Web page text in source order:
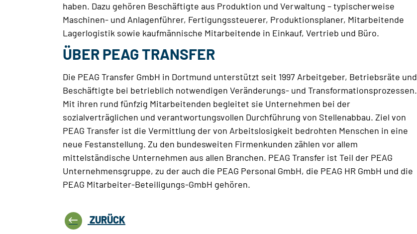
haben. Dazu gehören Beschäftigte aus Produktion und Verwaltung – typischerweise
Maschinen- und Anlagenführer, Fertigungssteuerer, Produktionsplaner, Mitarbeitende
Lagerlogistik sowie kaufmännische Mitarbeitende in Einkauf, Vertrieb und Büro.
ÜBER PEAG TRANSFER
Die PEAG Transfer GmbH in Dortmund unterstützt seit 1997 Arbeitgeber, Betriebsräte und
Beschäftigte bei betrieblich notwendigen Veränderungs- und Transformationsprozessen.
Mit ihren rund fünfzig Mitarbeitenden begleitet sie Unternehmen bei der
sozialverträglichen und verantwortungsvollen Durchführung von Stellenabbau. Ziel von
PEAG Transfer ist die Vermittlung der von Arbeitslosigkeit bedrohten Menschen in eine
neue Festanstellung. Zu den bundesweiten Firmenkunden zählen vor allem
mittelständische Unternehmen aus allen Branchen. PEAG Transfer ist Teil der PEAG
Unternehmensgruppe, zu der auch die PEAG Personal GmbH, die PEAG HR GmbH und die
PEAG Mitarbeiter-Beteiligungs-GmbH gehören.
ZURÜCK